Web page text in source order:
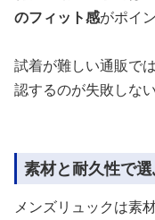
のフィット感がポイ
試着が難しい通販で
認するのが失敗しない
素材と耐久性で
メンズリュックは素